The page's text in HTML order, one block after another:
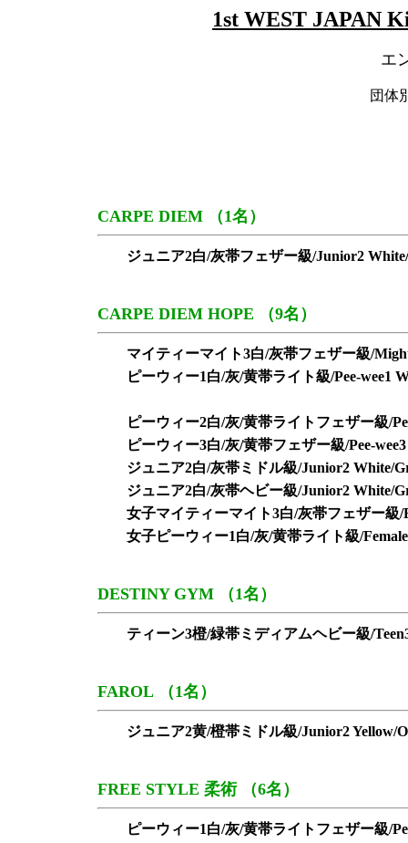
1st WEST JAPAN
エ
団体
CARPE DIEM （1名）
ジュニア2白/灰帯フェザー級/Junior2 White/
CARPE DIEM HOPE （9名）
マイティーマイト3白/灰帯フェザー級/
ピーウィー1白/灰/黄帯ライト級/Pee-wee1
ピーウィー2白/灰/黄帯ライトフェザー級/
ピーウィー3白/灰/黄帯フェザー級/Pee-wee3
ジュニア2白/灰帯ミドル級/Junior2 White/
ジュニア2白/灰帯ヘビー級/Junior2 White/
女子マイティーマイト3白/灰帯フェザー級/
女子ピーウィー1白/灰/黄帯ライト級/Female
DESTINY GYM （1名）
ティーン3橙/緑帯ミディアムヘビー級/
FAROL （1名）
ジュニア2黄/橙帯ミドル級/Junior2 Yellow/
FREE STYLE 柔術 （6名）
ピーウィー1白/灰/黄帯ライトフェザー級/